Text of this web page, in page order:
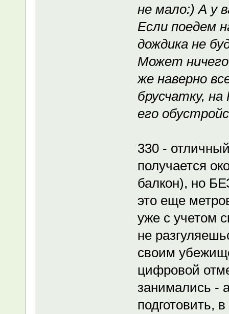
не мало:) А у
Если поедем
дождика не
Может
же наверно
брусчатку,
его
330 -
получается
балкон), но
это еще
уже с учетом
не
своим
цифровой
занимались -
подготовить,